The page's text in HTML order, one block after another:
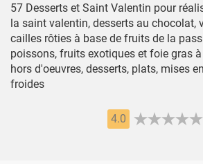
57 Desserts et Saint Valentin pour
la saint valentin, desserts au chocolat,
cailles rôties à base de fruits de la
poissons, fruits exotiques et foie gras
hors d'oeuvres, desserts, plats, mises
froides
4.0